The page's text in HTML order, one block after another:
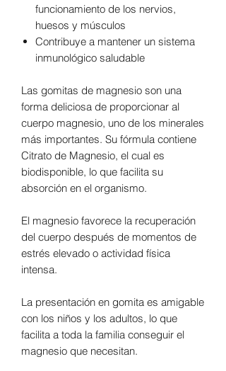
funcionamiento de los nervios,
huesos y músculos
Contribuye a mantener un sistema
inmunológico saludable
Las gomitas de magnesio son una
forma deliciosa de proporcionar al
cuerpo magnesio, uno de los minerales
más importantes. Su fórmula contiene
Citrato de Magnesio, el cual es
biodisponible, lo que facilita su
absorción en el organismo.
El magnesio favorece la recuperación
del cuerpo después de momentos de
estrés elevado o actividad física
intensa.
La presentación en gomita es amigable
con los niños y los adultos, lo que
facilita a toda la familia conseguir el
magnesio que necesitan.